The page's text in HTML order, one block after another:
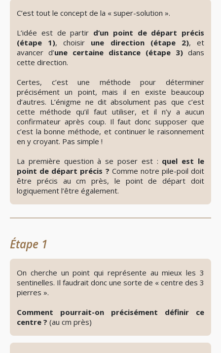
le
C’est tout le concept de la « super-solution ».
L’idée est de partir d’un point de départ précis
(étape 1), choisir une direction (étape 2), et
avancer d’une certaine distance (étape 3) dans
cette direction.
Certes, c’est une méthode pour déterminer
précisément un point, mais il en existe beaucoup
d’autres. L’énigme ne dit absolument pas que c’est
cette méthode qu’il faut utiliser, et il n’y a aucun
confirmateur après coup. Il faut donc supposer que
c’est la bonne méthode, et continuer le raisonnement
en y croyant. Pas simple !
La première question à se poser est : quel est le
point de départ précis ? Comme notre pile-poil doit
être précis au cm près, le point de départ doit
logiquement l’être également.
Étape 1
👁️
le
On cherche un point qui représente au mieux les 3
sentinelles. Il faudrait donc une sorte de « centre des 3
pierres ».
Comment pourrait-on précisément définir ce
centre ? (au cm près)
le